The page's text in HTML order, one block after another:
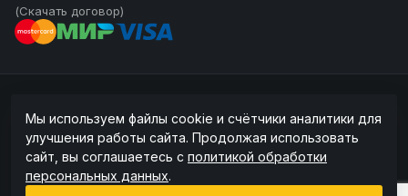
(Скачать договор)
ссылка на источник обязательна.
Информация на сайте не является публичной офертой (ст. 437 ГК РФ).
Точную стоимость и наличие уточняйте у менеджера.
Политика конфиденциальности
Мы используем файлы cookie и счётчики аналитики для
улучшения работы сайта. Продолжая использовать
сайт, вы соглашаетесь с политикой обработки
персональных данных.